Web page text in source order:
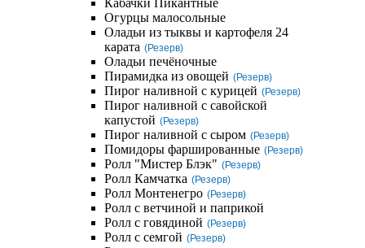
Кабачки Пикантные
Огурцы малосольные
Оладьи из тыквы и картофеля 24
карата (Резерв)
Оладьи печёночные
Пирамидка из овощей (Резерв)
Пирог наливной с курицей (Резерв)
Пирог наливной с савойской
капустой (Резерв)
Пирог наливной с сыром (Резерв)
Помидоры фаршированные (Резерв)
Ролл "Мистер Блэк" (Резерв)
Ролл Камчатка (Резерв)
Ролл Монтенегро (Резерв)
Ролл с ветчиной и паприкой
Ролл с говядиной (Резерв)
Ролл с семгой (Резерв)